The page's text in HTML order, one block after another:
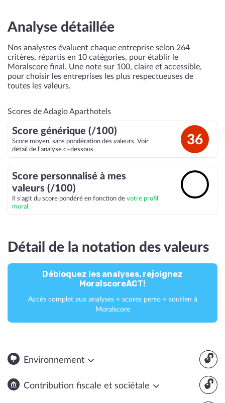
Analyse détaillée
Nos analystes évaluent chaque entreprise selon 264
critères, répartis en 10 catégories, pour établir le
Moralscore final. Une note sur 100, claire et accessible,
pour choisir les entreprises les plus respectueuses de
toutes les valeurs.
Scores de Adagio Aparthotels
Score générique (/100)
Score moyen, sans pondération des valeurs. Voir
détail de l’analyse ci-dessous.
36
Score personnalisé à mes
valeurs (/100)
Il s’agit du score pondéré en fonction de votre profil
moral.
Détail de la notation des valeurs
Débloquez les analyses, rejoignez
MoralscoreACT!
Accès complet aux analyses + scores perso + soutien à
Moralscore
🔓
Environnement
🔓
Contribution fiscale et sociétale